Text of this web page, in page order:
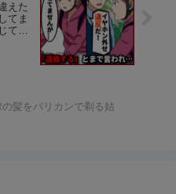
えた
てま
ても
の髪をバリカンで剃る姑